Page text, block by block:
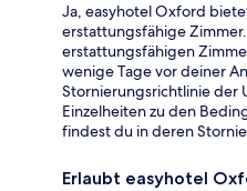
Ja, easyhotel Oxford
erstattungsfähige
erstattungsfähigen
wenige Tage vor deiner
Stornierungsrichtlinie der
Einzelheiten zu den
findest du in deren
Erlaubt easyhotel